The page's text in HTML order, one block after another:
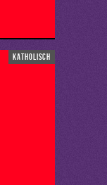
katholisch